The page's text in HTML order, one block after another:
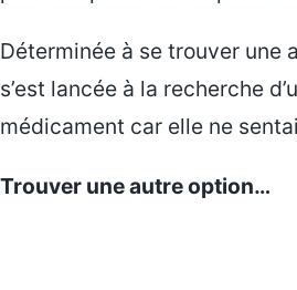
Déterminée à se trouver une
s’est lancée à la recherche
médicament car elle ne
Trouver une autre option…